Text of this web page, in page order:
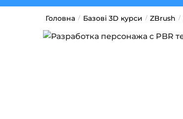
Головна / Базові 3D курси / ZBrush /